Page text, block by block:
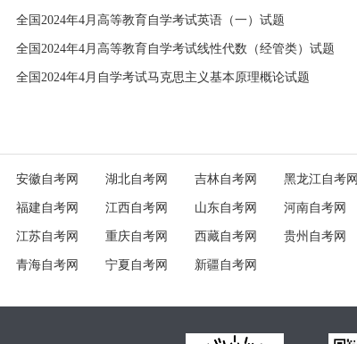
全国2024年4月高等教育自学考试英语（一）试题
全国2024年4月高等教育自学考试线性代数（经管类）试题
全国2024年4月自学考试马克思主义基本原理概论试题
安徽自考网 湖北自考网 吉林自考网 黑龙江自考网
福建自考网 江西自考网 山东自考网 河南自考网
江苏自考网 重庆自考网 西藏自考网 贵州自考网
青海自考网 宁夏自考网 新疆自考网